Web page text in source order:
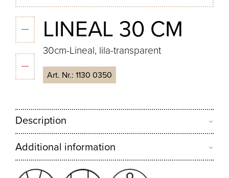
LINEAL 30 CM
30cm-Lineal, lila-transparent
Art. Nr.: 1130 0350
Description
Additional information